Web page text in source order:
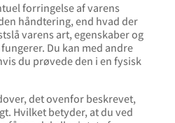
forringelse af varens
håndtering, end hvad der
varens art, egenskaber og
Du kan med andre
du prøvede den i en fysisk
det ovenfor beskrevet,
Hvilket betyder, at du ved